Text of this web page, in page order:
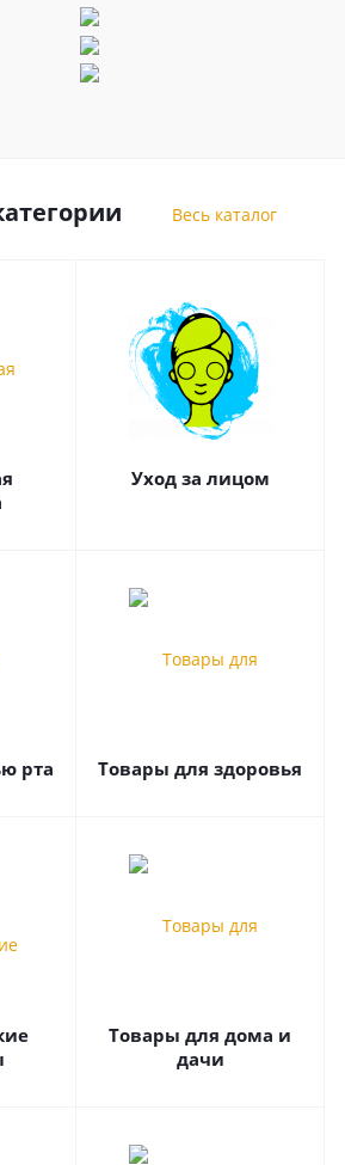
Весь каталог
Уход за лицом
рта Товары для здоровья
Товары для дома и
дачи